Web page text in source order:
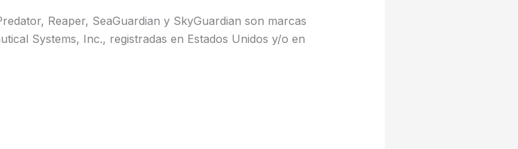
Reaper, SeaGuardian y SkyGuardian son marcas
Systems, Inc., registradas en Estados Unidos y/o en